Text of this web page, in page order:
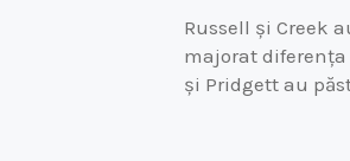
Russell și Creek
majorat
și Pridgett au